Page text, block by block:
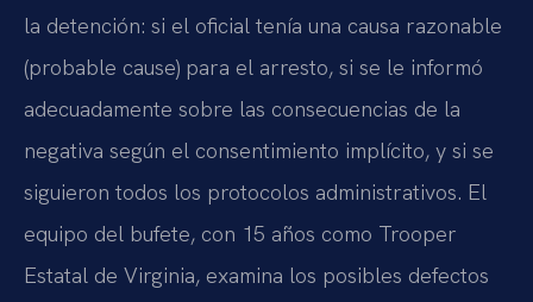
la detención: si el oficial tenía una causa razonable
(probable cause) para el arresto, si se le informó
adecuadamente sobre las consecuencias de la
negativa según el consentimiento implícito, y si se
siguieron todos los protocolos administrativos. El
equipo del bufete, con 15 años como Trooper
Estatal de Virginia, examina los posibles defectos